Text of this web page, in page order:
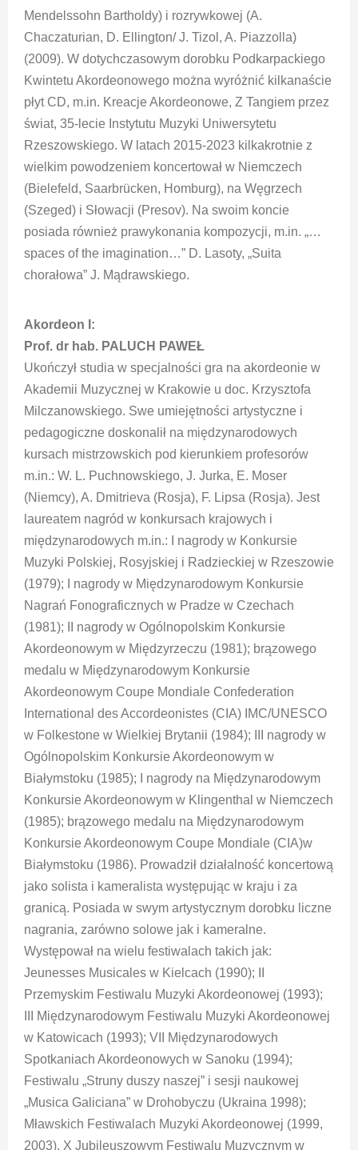
Mendelssohn Bartholdy) i rozrywkowej (A.
Chaczaturian, D. Ellington/ J. Tizol, A. Piazzolla)
(2009). W dotychczasowym dorobku Podkarpackiego
Kwintetu Akordeonowego można wyróżnić kilkanaście
płyt CD, m.in. Kreacje Akordeonowe, Z Tangiem przez
świat, 35-lecie Instytutu Muzyki Uniwersytetu
Rzeszowskiego. W latach 2015-2023 kilkakrotnie z
wielkim powodzeniem koncertował w Niemczech
(Bielefeld, Saarbrücken, Homburg), na Węgrzech
(Szeged) i Słowacji (Presov). Na swoim koncie
posiada również prawykonania kompozycji, m.in. „…
spaces of the imagination…” D. Lasoty, „Suita
chorałowa” J. Mądrawskiego.
Akordeon I:
Prof. dr hab. PALUCH PAWEŁ
Ukończył studia w specjalności gra na akordeonie w
Akademii Muzycznej w Krakowie u doc. Krzysztofa
Milczanowskiego. Swe umiejętności artystyczne i
pedagogiczne doskonalił na międzynarodowych
kursach mistrzowskich pod kierunkiem profesorów
m.in.: W. L. Puchnowskiego, J. Jurka, E. Moser
(Niemcy), A. Dmitrieva (Rosja), F. Lipsa (Rosja). Jest
laureatem nagród w konkursach krajowych i
międzynarodowych m.in.: I nagrody w Konkursie
Muzyki Polskiej, Rosyjskiej i Radzieckiej w Rzeszowie
(1979); I nagrody w Międzynarodowym Konkursie
Nagrań Fonograficznych w Pradze w Czechach
(1981); II nagrody w Ogólnopolskim Konkursie
Akordeonowym w Międzyrzeczu (1981); brązowego
medalu w Międzynarodowym Konkursie
Akordeonowym Coupe Mondiale Confederation
International des Accordeonistes (CIA) IMC/UNESCO
w Folkestone w Wielkiej Brytanii (1984); III nagrody w
Ogólnopolskim Konkursie Akordeonowym w
Białymstoku (1985); I nagrody na Międzynarodowym
Konkursie Akordeonowym w Klingenthal w Niemczech
(1985); brązowego medalu na Międzynarodowym
Konkursie Akordeonowym Coupe Mondiale (CIA)w
Białymstoku (1986). Prowadził działalność koncertową
jako solista i kameralista występując w kraju i za
granicą. Posiada w swym artystycznym dorobku liczne
nagrania, zarówno solowe jak i kameralne.
Występował na wielu festiwalach takich jak:
Jeunesses Musicales w Kielcach (1990); II
Przemyskim Festiwalu Muzyki Akordeonowej (1993);
III Międzynarodowym Festiwalu Muzyki Akordeonowej
w Katowicach (1993); VII Międzynarodowych
Spotkaniach Akordeonowych w Sanoku (1994);
Festiwalu „Struny duszy naszej” i sesji naukowej
„Musica Galiciana” w Drohobyczu (Ukraina 1998);
Mławskich Festiwalach Muzyki Akordeonowej (1999,
2003), X Jubileuszowym Festiwalu Muzycznym w